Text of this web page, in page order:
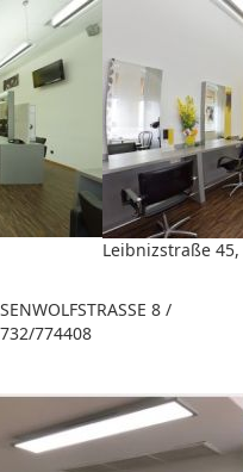
Leibnizstraße
8 /
732/774408